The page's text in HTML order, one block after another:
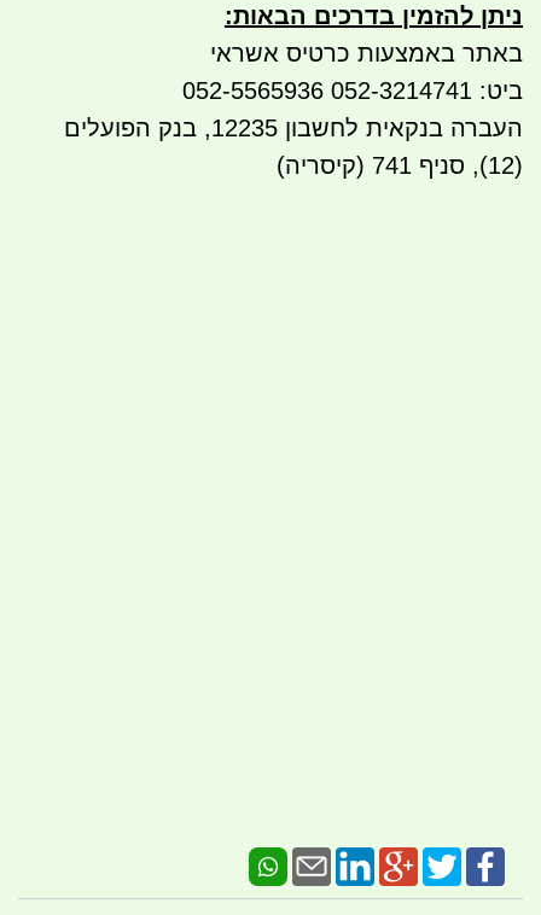
ניתן להזמין בדרכים הבאות:
באתר באמצעות כרטיס אשראי
ביט: 052-3214741 052-5565936
העברה בנקאית לחשבון 12235, בנק הפועלים
(12), סניף 741 (קיסריה)